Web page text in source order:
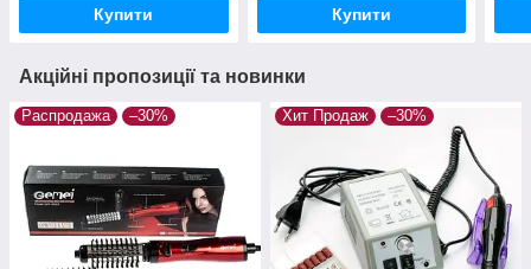
Купити Купити
Акційні пропозиції та новинки
Распродажа –30% Хит Продаж –30%